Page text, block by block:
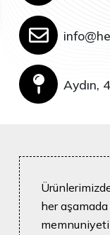
Aydın,
her